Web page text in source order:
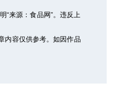
“来源：食品网”。违反上
内容仅供参考。如因作品